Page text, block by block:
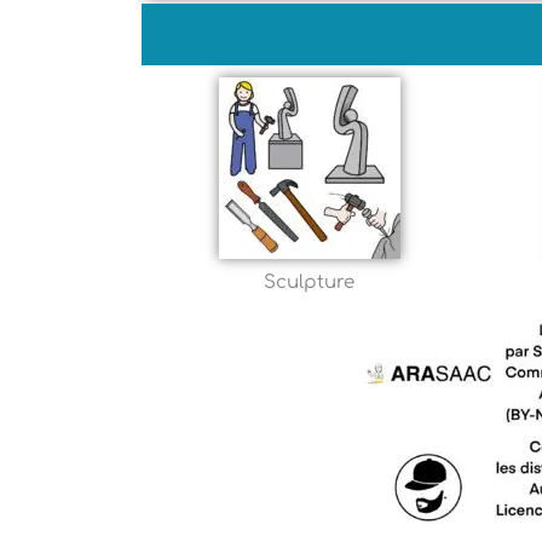
Sculpture